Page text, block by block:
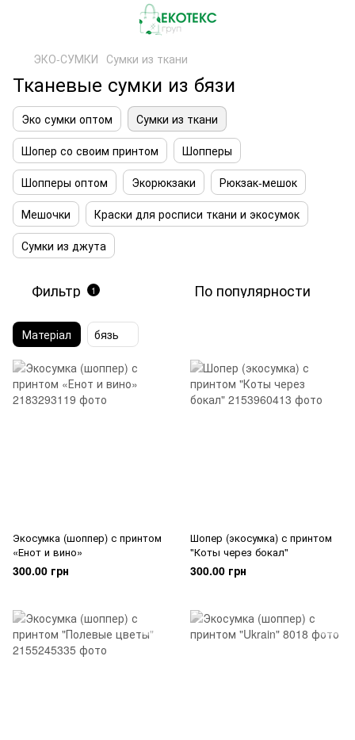
ЭКО-СУМКИ Сумки из ткани
Тканевые сумки из бязи
Эко сумки оптом
Сумки из ткани
Шопер со своим принтом
Шопперы
Шопперы оптом
Экорюкзаки
Рюкзак-мешок
Мешочки
Краски для росписи ткани и экосумок
Сумки из джута
Фильтр 1 По популярности
Матеріал бязь
Экосумка (шоппер) с принтом
«Енот и вино»
300.00 грн
Шопер (экосумка) с принтом
"Коты через бокал"
300.00 грн